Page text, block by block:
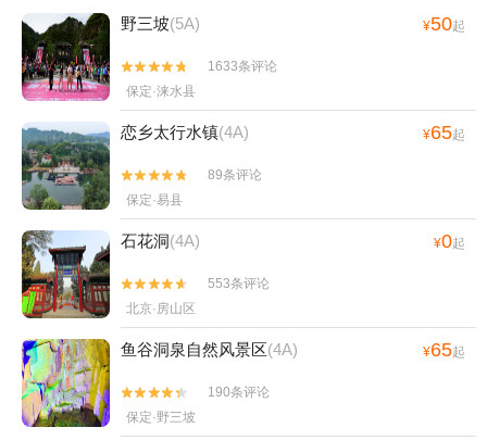
野三坡(5A) ¥50起


1633条评论
保定·涞水县
恋乡太行水镇(4A) ¥65起


89条评论
保定·易县
石花洞(4A) ¥0起


553条评论
北京·房山区
鱼谷洞泉自然风景区(4A) ¥65起


190条评论
保定·野三坡